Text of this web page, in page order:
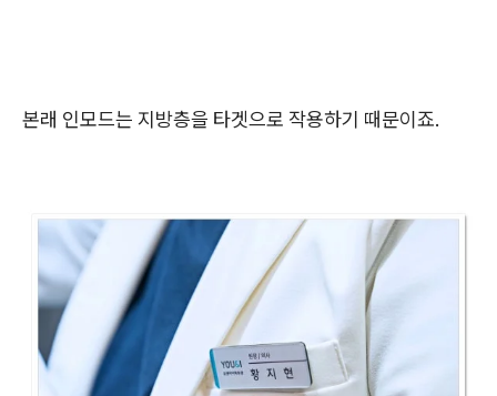
본래 인모드는 지방층을 타겟으로 작용하기 때문이죠.